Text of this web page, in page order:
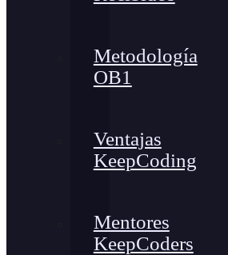
Metodología
OB1
Ventajas
KeepCoding
Mentores
KeepCoders